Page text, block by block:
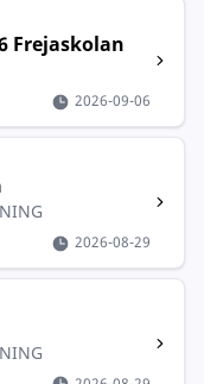
Frejaskolan
2026-09-06
2026-08-29